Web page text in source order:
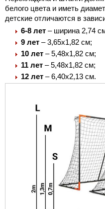
белого цвета и иметь
детские отличаются в
6-8 лет – ширина 2,74
9 лет – 3,65х1,82 см;
10 лет – 5,48х1,82 см;
11 лет – 5,48х1,82 см;
12 лет – 6,40х2,13 см.